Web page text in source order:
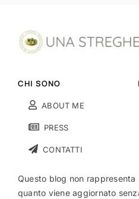
CHI SONO
ABOUT ME
PRESS
CONTATTI
Questo blog non
quanto viene aggiornato